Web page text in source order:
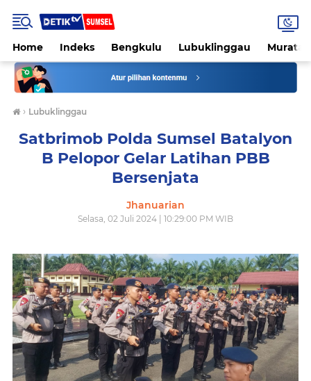
Home Indeks Bengkulu Lubuklinggau
› Lubuklinggau
Satbrimob Polda Sumsel Batalyon
B Pelopor Gelar Latihan PBB
Bersenjata
Jhanuarian
Selasa, 02 Juli 2024 | 10:29:00 PM WIB